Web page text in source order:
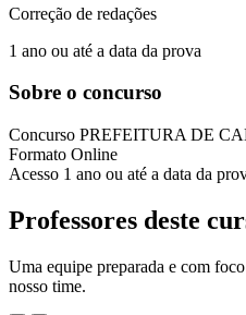
Correção de redações
1 ano ou até a data da prova
Sobre o concurso
Concurso PREFEITURA DE
Formato Online
Acesso 1 ano ou até a data da
Professores deste
Uma equipe preparada e com
nosso time.